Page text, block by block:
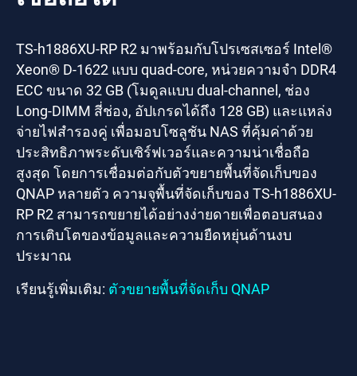
TS-h1886XU-RP R2 มาพร้อมกับโปรเซสเซอร์ Intel®
Xeon® D-1622 แบบ quad-core, หน่วยความจำ DDR4
ECC ขนาด 32 GB (โมดูลแบบ dual-channel, ช่อง
Long-DIMM สี่ช่อง, อัปเกรดได้ถึง 128 GB) และแหล่ง
จ่ายไฟสำรองคู่ เพื่อมอบโซลูชัน NAS ที่คุ้มค่าด้วย
ประสิทธิภาพระดับเซิร์ฟเวอร์และความน่าเชื่อถือ
สูงสุด โดยการเชื่อมต่อกับตัวขยายพื้นที่จัดเก็บของ
QNAP หลายตัว ความจุพื้นที่จัดเก็บของ TS-h1886XU-
RP R2 สามารถขยายได้อย่างง่ายดายเพื่อตอบสนอง
การเติบโตของข้อมูลและความยืดหยุ่นด้านงบ
ประมาณ
เรียนรู้เพิ่มเติม: ตัวขยายพื้นที่จัดเก็บ QNAP